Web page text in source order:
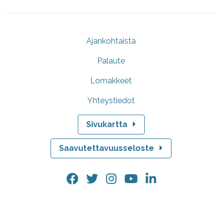
Ajankohtaista
Palaute
Lomakkeet
Yhteystiedot
Sivukartta
Saavutettavuusseloste
Facebook.
Twitter.
Instagram.
YouTube.
LinkedIn.